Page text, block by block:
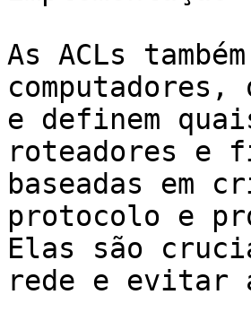
As ACLs
e definem
roteadores e
baseadas em
protocolo e
Elas são
rede e evitar